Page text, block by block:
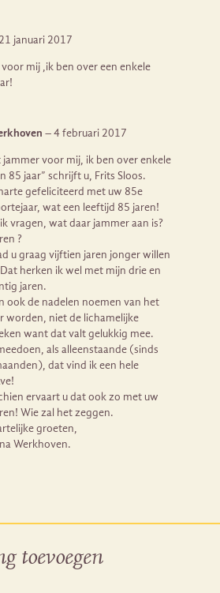
21 januari 2017
mij ,ik ben over een enkele
–4 februari 2017
jammer voor mij, ik ben over enkele
85 jaar” schrijft u, Frits Sloos.
gefeliciteerd met uw 85e
wat een leeftijd 85 jaren!
vragen, wat daar jammer aan is?
?
u graag vijftien jaren jonger willen
herken ik wel met mijn drie en
jaren.
ook de nadelen noemen van het
worden, niet de lichamelijke
want dat valt gelukkig mee.
als alleenstaande (sinds
dat vind ik een hele
ervaart u dat ook zo met uw
Wie zal het zeggen.
groeten,
Werkhoven.
toevoegen